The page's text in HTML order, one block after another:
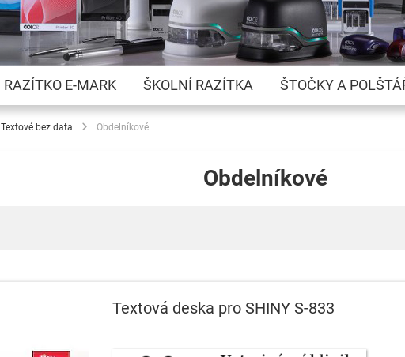
RAZÍTKO E-MARK ŠKOLNÍ RAZÍTKA ŠTOČKY A
Textové bez data Obdelníkové
Obdelníkové
Textová deska pro SHINY S-833